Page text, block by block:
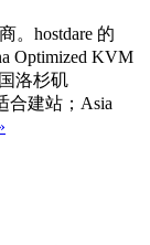
。hostdare 的
Optimized KVM
洛杉矶
合建站；Asia